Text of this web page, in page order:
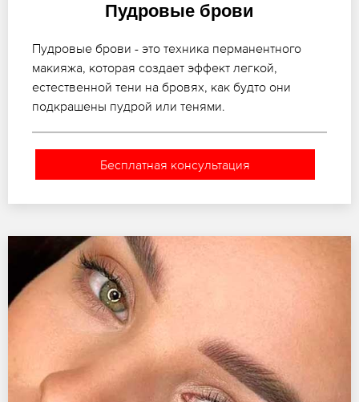
Пудровые брови
Пудровые брови - это техника перманентного
макияжа, которая создает эффект легкой,
естественной тени на бровях, как будто они
подкрашены пудрой или тенями.
Бесплатная консультация